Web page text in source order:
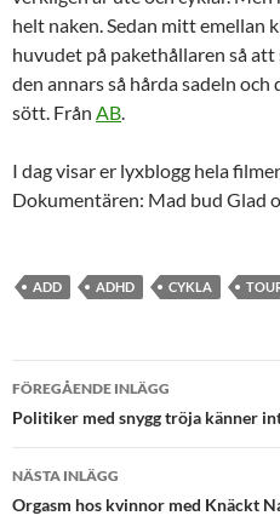
helt naken. Sedan mitt emellan
huvudet på pakethållaren så
den annars så hårda sadeln
sött. Från AB.
I dag visar er lyxblogg hela
Dokumentären: Mad bud Glad
ADD ADHD CYKLA
Inläggsnavigering
FÖREGÅENDE INLÄGG
Politiker med snygg tröja känner
NÄSTA INLÄGG
Orgasm hos kvinnor med Knäckt